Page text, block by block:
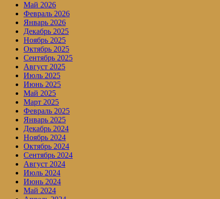
Май 2026
Февраль 2026
Январь 2026
Декабрь 2025
Ноябрь 2025
Октябрь 2025
Сентябрь 2025
Август 2025
Июль 2025
Июнь 2025
Май 2025
Март 2025
Февраль 2025
Январь 2025
Декабрь 2024
Ноябрь 2024
Октябрь 2024
Сентябрь 2024
Август 2024
Июль 2024
Июнь 2024
Май 2024